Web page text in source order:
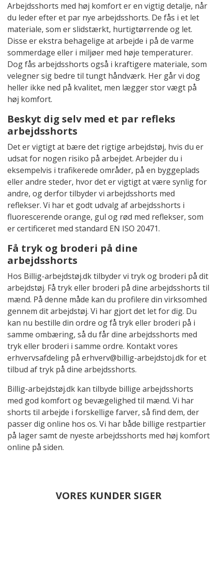
Arbejdsshorts med høj komfort er en vigtig detalje, når
du leder efter et par nye arbejdsshorts. De fås i et let
materiale, som er slidstærkt, hurtigtørrende og let.
Disse er ekstra behagelige at arbejde i på de varme
sommerdage eller i miljøer med høje temperaturer.
Dog fås arbejdsshorts også i kraftigere materiale, som
velegner sig bedre til tungt håndværk. Her går vi dog
heller ikke ned på kvalitet, men lægger stor vægt på
høj komfort.
Beskyt dig selv med et par refleks
arbejdsshorts
Det er vigtigt at bære det rigtige arbejdstøj, hvis du er
udsat for nogen risiko på arbejdet. Arbejder du i
eksempelvis i trafikerede områder, på en byggeplads
eller andre steder, hvor det er vigtigt at være synlig for
andre, og derfor tilbyder vi arbejdsshorts med
reflekser. Vi har et godt udvalg af arbejdsshorts i
fluorescerende orange, gul og rød med reflekser, som
er certificeret med standard EN ISO 20471.
Få tryk og broderi på dine
arbejdsshorts
Hos Billig-arbejdstøj.dk tilbyder vi tryk og broderi på dit
arbejdstøj. Få tryk eller broderi på dine arbejdsshorts til
mænd. På denne måde kan du profilere din virksomhed
gennem dit arbejdstøj. Vi har gjort det let for dig. Du
kan nu bestille din ordre og få tryk eller broderi på i
samme ombæring, så du får dine arbejdsshorts med
tryk eller broderi i samme ordre. Kontakt vores
erhvervsafdeling på erhverv@billig-arbejdstoj.dk for et
tilbud af tryk på dine arbejdsshorts.
Billig-arbejdstøj.dk kan tilbyde billige arbejdsshorts
med god komfort og bevægelighed til mænd. Vi har
shorts til arbejde i forskellige farver, så find dem, der
passer dig online hos os. Vi har både billige restpartier
på lager samt de nyeste arbejdsshorts med høj komfort
online på siden.
VORES KUNDER SIGER